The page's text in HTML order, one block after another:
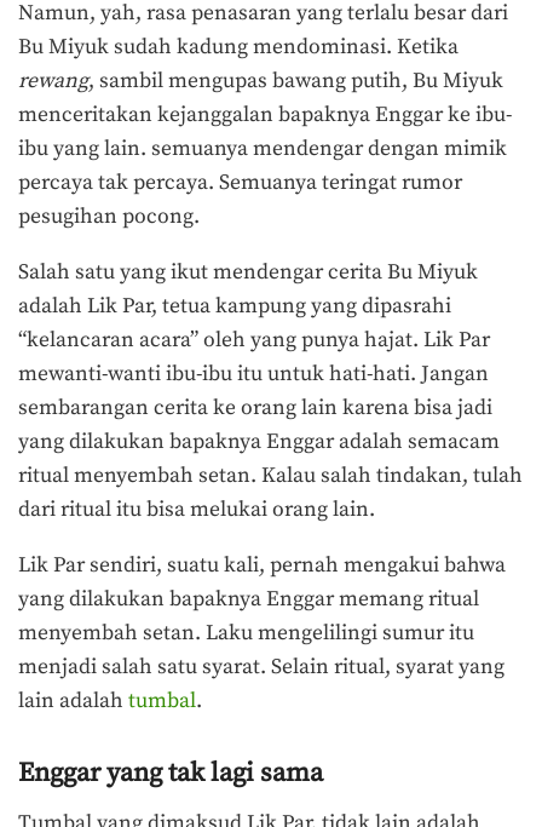
Namun, yah, rasa penasaran yang terlalu besar dari
Bu Miyuk sudah kadung mendominasi. Ketika
rewang, sambil mengupas bawang putih, Bu Miyuk
menceritakan kejanggalan bapaknya Enggar ke ibu-
ibu yang lain. semuanya mendengar dengan mimik
percaya tak percaya. Semuanya teringat rumor
pesugihan pocong.
Salah satu yang ikut mendengar cerita Bu Miyuk
adalah Lik Par, tetua kampung yang dipasrahi
“kelancaran acara” oleh yang punya hajat. Lik Par
mewanti-wanti ibu-ibu itu untuk hati-hati. Jangan
sembarangan cerita ke orang lain karena bisa jadi
yang dilakukan bapaknya Enggar adalah semacam
ritual menyembah setan. Kalau salah tindakan, tulah
dari ritual itu bisa melukai orang lain.
Lik Par sendiri, suatu kali, pernah mengakui bahwa
yang dilakukan bapaknya Enggar memang ritual
menyembah setan. Laku mengelilingi sumur itu
menjadi salah satu syarat. Selain ritual, syarat yang
lain adalah tumbal.
Enggar yang tak lagi sama